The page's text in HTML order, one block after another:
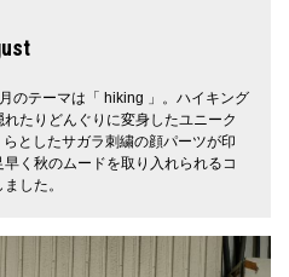
のテーマは「 hiking 」。ハイキング
たりどんぐりに変身したユニーク
としたサガラ刺繍の顔パーツが印
く秋のムードを取り入れられるコ
した。